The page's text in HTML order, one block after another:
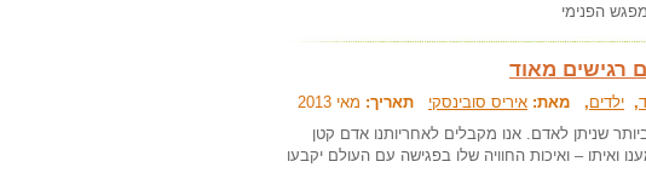
הפנימי
רגישים מאוד
, ילדים, מאת: איריס סובינסקי תאריך: מאי 2013
שניתן לאדם. אנו מקבלים לאחריותנו אדם קטן
ואיתו – ואיכות החוויה שלו בפגישה עם העולם יקבעו